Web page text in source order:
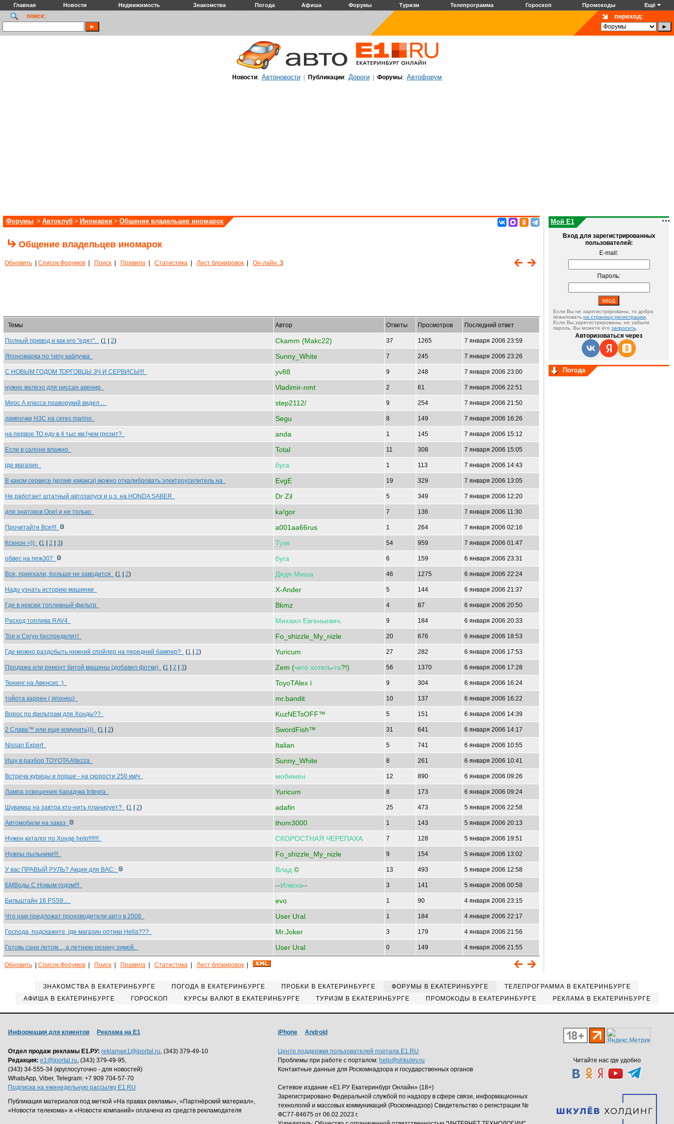
Главная Новости Недвижимость Знакомства Погода Афиша Форумы Туризм Телепрограмма Гороскоп Промокоды Ещё
поиск: переход:
Новости: Автоновости Публикации: Дороги Форумы: Автофорум
Форумы > Автоклуб > Иномарки > Общение владельцев иномарок
Общение владельцев иномарок
Обновить Список Форумов Поиск Правила Статистика Лист блокировок Он-лайн: 3
Темы Автор Ответы Просмотров Последний ответ
Полный привод и как его "едят". (1 2) Ckamm (Makc22) 37 1265 7 января 2006 23:59
Япономарка по типу каблучка Sunny_White 7 245 7 января 2006 23:26
С НОВЫМ ГОДОМ ТОРГОВЦЫ ЗЧ И СЕРВИСЫ!!! yv88 9 248 7 января 2006 23:00
нужно железо для ниссан авенир Vladimir-nmt 2 61 7 января 2006 22:51
Мерс А класса праворукий видел... step2112/ 9 254 7 января 2006 21:50
лампочки H3C на ceres marino Segu 8 149 7 января 2006 16:26
на первое ТО еду в 4 тыс км:(чем грозит? anda 1 145 7 января 2006 15:12
Если в салоне влажно Total 11 308 7 января 2006 15:05
где магазин буга 1 113 7 января 2006 14:43
В каком сервисе (кроме юмакса) можно откалибровать электроусилитель на EvgE 19 329 7 января 2006 13:05
Не работает штатный автозапуск и ц.з. на HONDA SABER Dr Zil 5 349 7 января 2006 12:20
для знатоков Opel и не только ka!gor 7 136 7 января 2006 11:30
Прочитайте Все!!! a001aa66rus 1 264 7 января 2006 02:16
Ксенон =)) (1 2 3) Тузя 54 959 7 января 2006 01:47
обвес на пеж307 буга 6 159 6 января 2006 23:31
Все, приехали, больше не заводится (1 2) Дядя Миша 46 1275 6 января 2006 22:24
Надо узнать историю машинки X-Ander 5 144 6 января 2006 21:37
Где в нексии топливный фильтр Bkmz 4 87 6 января 2006 20:50
Расход топлива RAV4 Михаил Евгеньевич 9 184 6 января 2006 20:33
Тоя и Сегун беспределят! Fo_shizzle_My_nizle 20 676 6 января 2006 18:53
Где можно раздобыть нижний спойлер на передний бампер? (1 2) Yuricum 27 282 6 января 2006 17:53
Продажа или ремонт битой машины (добавил фотки) (1 2 3) Zem (чего хотеть-та?!) 56 1370 6 января 2006 17:28
Тюнинг на Авенсис :) ToyoTAlex ї 9 304 6 января 2006 16:24
тойота каррен ( японец) mr.bandit 10 137 6 января 2006 16:22
Ворос по фильтрам для Хонды?? KuzNETsOFF™ 5 151 6 января 2006 14:39
2 Слава™ или еще комунить))) (1 2) SwordFish™ 31 641 6 января 2006 14:17
Nissan Expert Italian 5 741 6 января 2006 10:55
Ищу в разбор TOYOTA Altezza Sunny_White 8 261 6 января 2006 10:41
Встреча курицы и порше - на скорости 250 км/ч мобимен 12 890 6 января 2006 09:26
Лампа освещения барадчка Integra Yuricum 8 173 6 января 2006 09:24
Шувакиш на завтра кто-нить планирует? (1 2) adafin 25 473 5 января 2006 22:58
Автомобили на заказ thom3000 1 143 5 января 2006 20:13
Нужен каталог по Хонде help!!!!!!! СКОРОСТНАЯ ЧЕРЕПАХА 7 128 5 января 2006 19:51
Нужны пыльники!!! Fo_shizzle_My_nizle 9 154 5 января 2006 13:02
У вас ПРАВЫЙ РУЛЬ? Акция для ВАС: Влад © 13 493 5 января 2006 12:58
БМВоды С Новым годом!!! --Илюха-- 3 141 5 января 2006 00:58
Бильштайн 16 PSS9... evo 1 90 4 января 2006 23:15
Что нам предложат производители авто в 2006 User Ural 1 184 4 января 2006 22:17
Господа, подскажите, где магазин оптики Hella??? Mr.Joker 3 179 4 января 2006 21:56
Готовь сани летом..., а летнюю резину зимой. User Ural 0 149 4 января 2006 21:55
Обновить Список Форумов Поиск Правила Статистика Лист блокировок
Мой E1
Вход для зарегистрированных
пользователей:
E-mail:
Пароль:
Если Вы не зарегистрированы, то добро
пожаловать на страницу регистрации
Если Вы зарегистрированы, но забыли
пароль, Вы можете его запросить
Авторизоваться через
Погода
ЗНАКОМСТВА В ЕКАТЕРИНБУРГЕ ПОГОДА В ЕКАТЕРИНБУРГЕ ПРОБКИ В ЕКАТЕРИНБУРГЕ ФОРУМЫ В ЕКАТЕРИНБУРГЕ
ТЕЛЕПРОГРАММА В ЕКАТЕРИНБУРГЕ
АФИША В ЕКАТЕРИНБУРГЕ
ГОРОСКОП КУРСЫ ВАЛЮТ В ЕКАТЕРИНБУРГЕ ТУРИЗМ В ЕКАТЕРИНБУРГЕ ПРОМОКОДЫ В ЕКАТЕРИНБУРГЕ РЕКЛАМА В ЕКАТЕРИНБУРГЕ
Читайте нас где удобно
Информация для клиентов Реклама на Е1
Отдел продаж рекламы Е1.РУ: reklamae1@iportal.ru, (343) 379-49-10
Редакция: e1@iportal.ru, (343) 379-49-95,
(343) 34-555-34 (круглосуточно - для новостей)
WhatsApp, Viber, Telegram: +7 909 704-57-70
Подписка на еженедельную рассылку E1.RU
Публикация материалов под меткой «На правах рекламы», «Партнёрский материал»,
«Новости телекома» и «Новости компаний» оплачена из средств рекламодателя
iPhone Android
Центр поддержки пользователей портала E1.RU
Проблемы при работе с порталом: help@shkulev.ru
Контактные данные для Роскомнадзора и государственных органов
Сетевое издание «Е1.РУ Екатеринбург Онлайн» (18+)
Зарегистрировано Федеральной службой по надзору в сфере связи, информационных
технологий и массовых коммуникаций (Роскомнадзор) Свидетельство о регистрации №
ФС77-84675 от 06.02.2023 г.